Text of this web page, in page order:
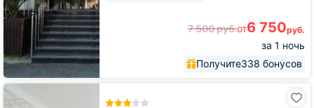
7 500руб.от6 750руб.
за 1 ночь
Получите338 бонусов
Отель
Ксандер